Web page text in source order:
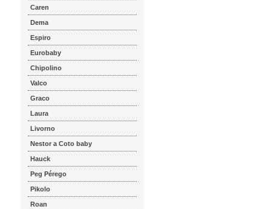
Caren
Dema
Espiro
Eurobaby
Chipolino
Valco
Graco
Laura
Livorno
Nestor a Coto baby
Hauck
Peg Pérego
Pikolo
Roan